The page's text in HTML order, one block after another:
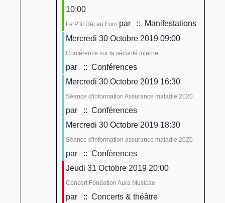
10:00
Le P'tit Déj au Funi par
:: Manifestations
Mercredi 30 Octobre 2019 09:00
Conférence sur la sécurité internet
par
:: Conférences
Mercredi 30 Octobre 2019 16:30
Séance d'information Assurance maladie 2020
par
:: Conférences
Mercredi 30 Octobre 2019 18:30
Séance d'information assurance maladie 2020
par
:: Conférences
Jeudi 31 Octobre 2019 20:00
Concert Fondation Aura Musicae
par :: Concerts & théâtre